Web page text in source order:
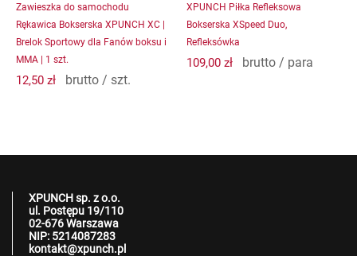
Zawieszka do samochodu
Rękawica Bokserska XPUNCH XC |
Brelok Sportowy dla Fanów boksu i
MMA | 1 szt.
12,50 zł brutto / szt.
XPUNCH Piłka Refleksowa
Bokserska XSpeed Duo,
Refleksówka
109,00 zł brutto / para
XPUNCH sp. z o.o.
ul. Postępu 19/110
02-676 Warszawa
NIP: 5214087283
kontakt@xpunch.pl